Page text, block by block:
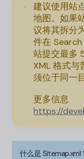
建议使用站
地图。如果
议将其拆分
件在
站提交最多
XML 格式与
须位于同一
更多信息
https://
什么是 Sitemap.xml